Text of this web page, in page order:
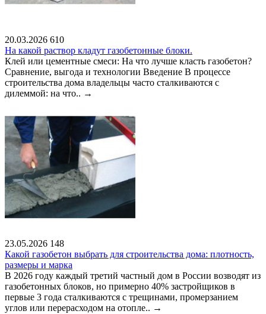
20.03.2026 610
На какой раствор кладут газобетонные блоки.
Клей или цементные смеси: На что лучше класть газобетон?
Сравнение, выгода и технологии Введение В процессе
строительства дома владельцы часто сталкиваются с
дилеммой: на что.. →
23.05.2026 148
Какой газобетон выбрать для строительства дома: плотность,
размеры и марка
В 2026 году каждый третий частный дом в России возводят из
газобетонных блоков, но примерно 40% застройщиков в
первые 3 года сталкиваются с трещинами, промерзанием
углов или перерасходом на отопле.. →